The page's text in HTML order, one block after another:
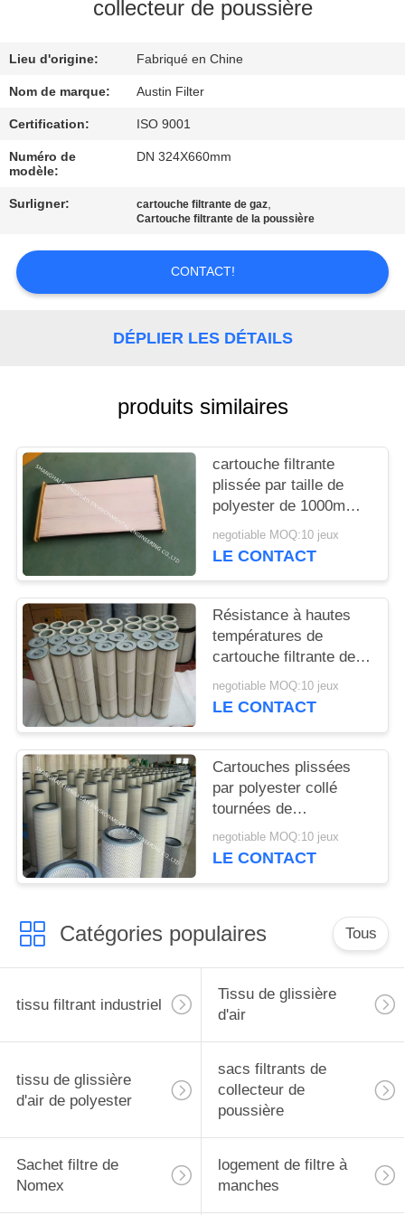
DE
QUALITÉ
CONTACTEZ-
NOUS
UNE
CITATION
PRIVACY
POLICY
collecteur de poussière
Lieu d'origine: Fabriqué en Chine
Nom de marque: Austin Filter
Certification: ISO 9001
Numéro de
modèle:
DN 324X660mm
Surligner: cartouche filtrante de gaz,
Cartouche filtrante de la poussière
CONTACT!
DÉPLIER LES DÉTAILS
produits similaires
cartouche filtrante
plissée par taille de
polyester de 1000mm
avec les chapeaux et
le cadre antirouille en
negotiable MOQ:10 jeux
LE CONTACT
Résistance à hautes
températures de
cartouche filtrante de la
poussière de PPS
remplaçant les sachets
negotiable MOQ:10 jeux
LE CONTACT
Cartouches plissées
par polyester collé
tournées de
dépoussiérage avec
des médias importés
negotiable MOQ:10 jeux
LE CONTACT
Catégories populaires Tous
tissu filtrant industriel
Tissu de glissière
d'air
tissu de glissière
d'air de polyester
sacs filtrants de
collecteur de
poussière
Sachet filtre de
Nomex
logement de filtre à
manches